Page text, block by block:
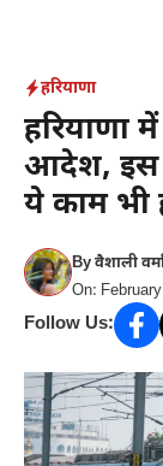
content
हरियाणा
हरियाणा
आदेश, इस
ये काम भी
Byवैशाली
On:
Follow Us: